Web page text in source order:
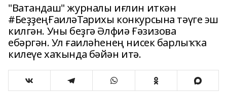
"Ватандаш" журналы иғлин иткән
#БеҙҙеңҒаиләТарихы конкурсына тәүге эш
килгән. Уны беҙгә Әлфиә Ғәзизова
ебәргән. Ул ғаиләһенең нисек барлыҡҡа
килеүе хаҡында бәйән итә.